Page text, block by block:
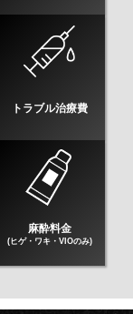
トラブル治療費
麻酔料金
(ヒゲ・ワキ・VIOのみ)